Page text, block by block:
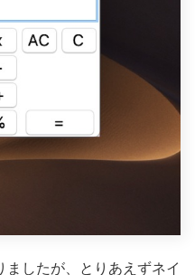
ましたが、とりあえずネイ